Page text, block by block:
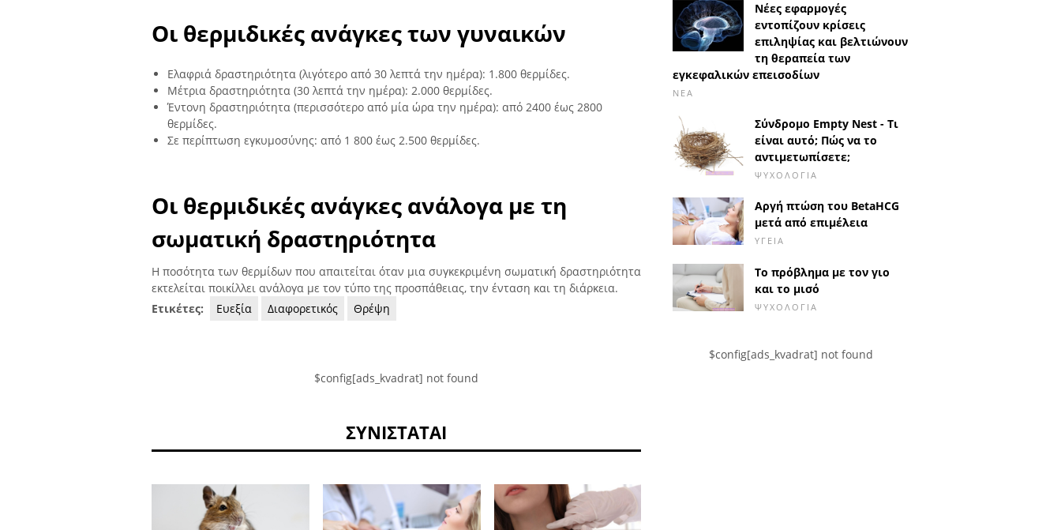
Οι θερμιδικές ανάγκες των γυναικών
Ελαφριά δραστηριότητα (λιγότερο από 30 λεπτά την ημέρα): 1.800 θερμίδες.
Μέτρια δραστηριότητα (30 λεπτά την ημέρα): 2.000 θερμίδες.
Έντονη δραστηριότητα (περισσότερο από μία ώρα την ημέρα): από 2400 έως 2800
θερμίδες.
Σε περίπτωση εγκυμοσύνης: από 1 800 έως 2.500 θερμίδες.
Οι θερμιδικές ανάγκες ανάλογα με τη
σωματική δραστηριότητα
Η ποσότητα των θερμίδων που απαιτείται όταν μια συγκεκριμένη σωματική δραστηριότητα
εκτελείται ποικίλλει ανάλογα με τον τύπο της προσπάθειας, την ένταση και τη διάρκεια.
Ετικέτες:
Ευεξία Διαφορετικός Θρέψη
$config[ads_kvadrat] not found
ΣΥΝΙΣΤΆΤΑΙ
Νέες εφαρμογές
εντοπίζουν κρίσεις
επιληψίας και βελτιώνουν
τη θεραπεία των
εγκεφαλικών επεισοδίων
ΝΈΑ
Σύνδρομο Empty Nest - Τι
είναι αυτό; Πώς να το
αντιμετωπίσετε;
ΨΥΧΟΛΟΓΊΑ
Αργή πτώση του BetaHCG
μετά από επιμέλεια
ΥΓΕΊΑ
Το πρόβλημα με τον γιο
και το μισό
ΨΥΧΟΛΟΓΊΑ
$config[ads_kvadrat] not found